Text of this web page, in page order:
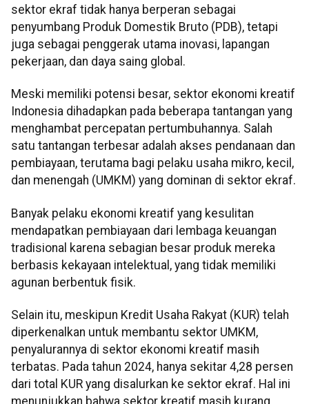
sektor ekraf tidak hanya berperan sebagai
penyumbang Produk Domestik Bruto (PDB), tetapi
juga sebagai penggerak utama inovasi, lapangan
pekerjaan, dan daya saing global.
Meski memiliki potensi besar, sektor ekonomi kreatif
Indonesia dihadapkan pada beberapa tantangan yang
menghambat percepatan pertumbuhannya. Salah
satu tantangan terbesar adalah akses pendanaan dan
pembiayaan, terutama bagi pelaku usaha mikro, kecil,
dan menengah (UMKM) yang dominan di sektor ekraf.
Banyak pelaku ekonomi kreatif yang kesulitan
mendapatkan pembiayaan dari lembaga keuangan
tradisional karena sebagian besar produk mereka
berbasis kekayaan intelektual, yang tidak memiliki
agunan berbentuk fisik.
Selain itu, meskipun Kredit Usaha Rakyat (KUR) telah
diperkenalkan untuk membantu sektor UMKM,
penyalurannya di sektor ekonomi kreatif masih
terbatas. Pada tahun 2024, hanya sekitar 4,28 persen
dari total KUR yang disalurkan ke sektor ekraf. Hal ini